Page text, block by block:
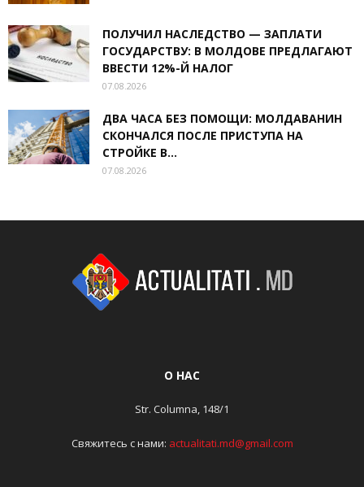
ПОЛУЧИЛ НАСЛЕДСТВО — ЗАПЛАТИ
ГОСУДАРСТВУ: В МОЛДОВЕ ПРЕДЛАГАЮТ
ВВЕСТИ 12%-Й НАЛОГ
07.08.2026
ДВА ЧАСА БЕЗ ПОМОЩИ: МОЛДАВАНИН
СКОНЧАЛСЯ ПОСЛЕ ПРИСТУПА НА
СТРОЙКЕ В...
07.08.2026
О НАС
Str. Columna, 148/1
Свяжитесь с нами: actualitati.md@gmail.com